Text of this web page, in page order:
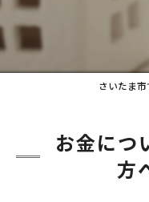
さいたま
お金につ
方